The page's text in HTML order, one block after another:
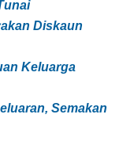
Diskaun
Keluarga
Semakan